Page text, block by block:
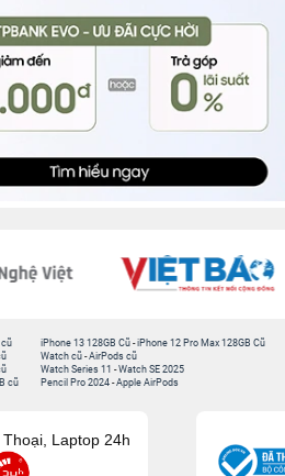
cũ
cũ
iPhone 13 128GB Cũ -iPhone 12 Pro Max 128GB Cũ
Watch cũ -AirPods cũ
Watch Series 11 -Watch SE 2025
Pencil Pro 2024 -Apple AirPods
Laptop 24h